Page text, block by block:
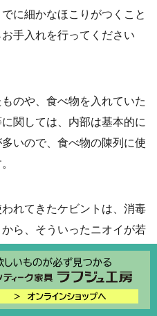
に細かなほこりがつくこと
手入れを行ってください
のや、食べ物を入れていた
関しては、内部は基本的に
いので、食べ物の陳列に使
れてきたケビントは、消毒
ら、そういったニオイが若
ため、正直なところあまり
で使う際には、食べ物以外
がいいでしょう。